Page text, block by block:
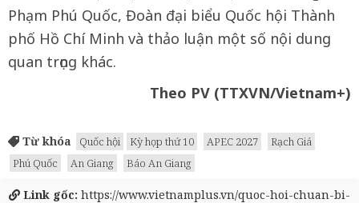
Phạm Phú Quốc, Đoàn đại biểu Quốc hội Thành
phố Hồ Chí Minh và thảo luận một số nội dung
quan trọng khác.
Theo PV (TTXVN/Vietnam+)
Từ khóa Quốc hội Kỳ họp thứ 10 APEC 2027
Rạch Giá
Phú Quốc
An Giang Báo An Giang
Link gốc: https://www.vietnamplus.vn/quoc-hoi-chuan-bi-